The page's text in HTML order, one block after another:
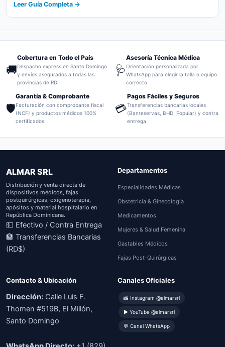
Leer Guía Completa →
🚚
Cobertura en Todo el País
Despacho express en Santo Domingo
y envíos asegurados a todas las
provincias de RD.
🩺
Asesoría Técnica Médica
Orientación personalizada por
WhatsApp para elegir la talla o equipo
correcto.
🛡️
Garantía & Comprobante
Facturación con comprobante fiscal
(NCF) y productos médicos 100%
certificados.
💳
Pagos Fáciles y Seguros
Transferencias bancarias locales
(Banreservas, BHD, Popular) y contra
entrega.
ALMAR SRL
Distribución y venta directa de
dispositivos médicos, fajas
postquirúrgicas, oxigenoterapia,
apósitos y material hospitalario en
República Dominicana.
💵 Efectivo / Contra Entrega
🏦 Transferencias Bancarias
(RD$)
Departamentos
Especialidades Médicas
Obstetricia & Ginecología
Medicamentos
Mujeres & Salud Femenina
Gastables Médicos
Fajas Post-Quirúrgicas
Contacto & Ubicación
Dirección: Calle Luis F.
Thomen #519B, El Millón,
Santo Domingo
Canales Oficiales
📸 Instagram @almarsrl
▶ YouTube @almarsrl
💬 Canal WhatsApp